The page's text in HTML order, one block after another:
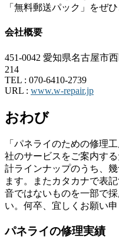
「無料郵送パック」をぜ
会社概要
451-0042 愛知県名古屋市
214
TEL : 070-6410-2739
URL : www.w-repair.jp
おわび
「パネライのための修理
社のサービスをご案内す
計ラインナップのうち、
ます。またカタカナで表
音ではないものを一部で
い。何卒、宜しくお願い申
パネライの修理実績